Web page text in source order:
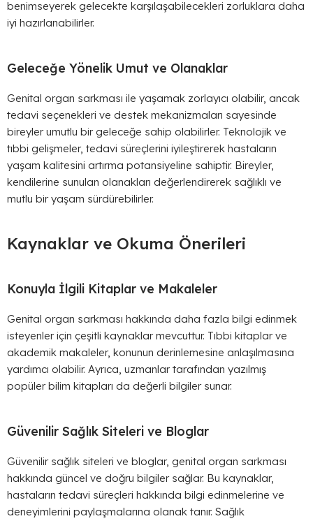
benimseyerek gelecekte karşılaşabilecekleri zorluklara daha
iyi hazırlanabilirler.
Geleceğe Yönelik Umut ve Olanaklar
Genital organ sarkması ile yaşamak zorlayıcı olabilir, ancak
tedavi seçenekleri ve destek mekanizmaları sayesinde
bireyler umutlu bir geleceğe sahip olabilirler. Teknolojik ve
tıbbi gelişmeler, tedavi süreçlerini iyileştirerek hastaların
yaşam kalitesini artırma potansiyeline sahiptir. Bireyler,
kendilerine sunulan olanakları değerlendirerek sağlıklı ve
mutlu bir yaşam sürdürebilirler.
Kaynaklar ve Okuma Önerileri
Konuyla İlgili Kitaplar ve Makaleler
Genital organ sarkması hakkında daha fazla bilgi edinmek
isteyenler için çeşitli kaynaklar mevcuttur. Tıbbi kitaplar ve
akademik makaleler, konunun derinlemesine anlaşılmasına
yardımcı olabilir. Ayrıca, uzmanlar tarafından yazılmış
popüler bilim kitapları da değerli bilgiler sunar.
Güvenilir Sağlık Siteleri ve Bloglar
Güvenilir sağlık siteleri ve bloglar, genital organ sarkması
hakkında güncel ve doğru bilgiler sağlar. Bu kaynaklar,
hastaların tedavi süreçleri hakkında bilgi edinmelerine ve
deneyimlerini paylaşmalarına olanak tanır. Sağlık